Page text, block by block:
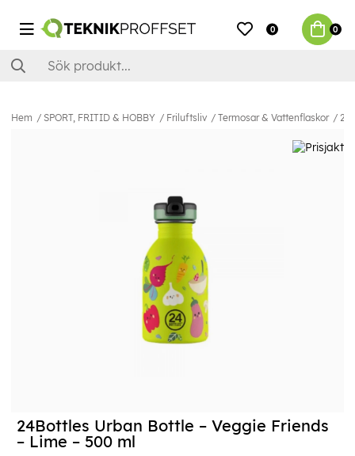
0 0
Hem SPORT, FRITID & HOBBY Friluftsliv Termosar & Vattenflaskor
24Bottles Urban Bottle – Veggie Friends
– Lime – 500 ml